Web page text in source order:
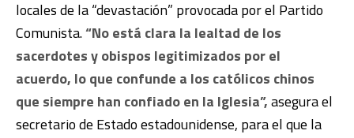
locales de la “devastación” provocada por el Partido
Comunista.“No está clara la lealtad de los
sacerdotes y obispos legitimizados por el
acuerdo, lo que confunde a los católicos chinos
que siempre han confiado en la Iglesia”,asegura el
secretario de Estado estadounidense, para el que la